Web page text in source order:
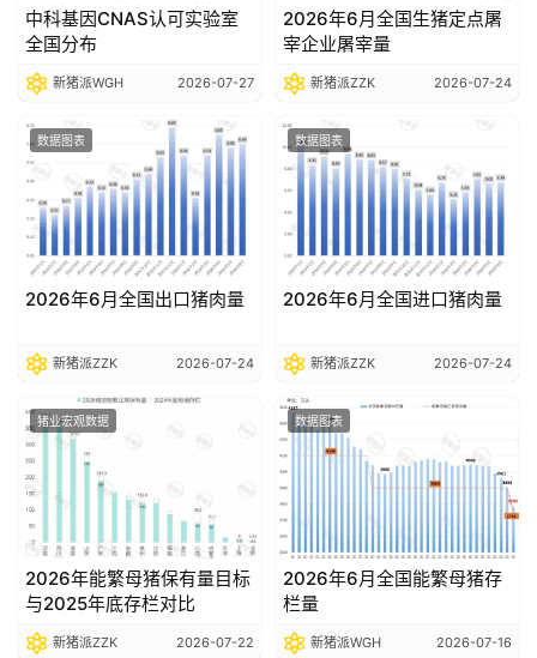
猪
价
中科基因CNAS认可实验室
全国分布
新猪派WGH 2026-07-27
2026年6月全国生猪定点屠
宰企业屠宰量
新猪派ZZK 2026-07-24
数据图表
2026年6月全国出口猪肉量
新猪派ZZK 2026-07-24
数据图表
2026年6月全国进口猪肉量
新猪派ZZK 2026-07-24
猪业宏观数据
2026年能繁母猪保有量目标
与2025年底存栏对比
新猪派ZZK 2026-07-22
数据图表
2026年6月全国能繁母猪存
栏量
新猪派WGH 2026-07-16